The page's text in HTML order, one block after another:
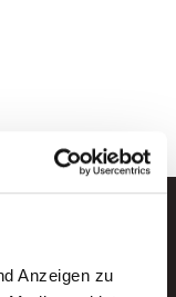
Anzeigen zu